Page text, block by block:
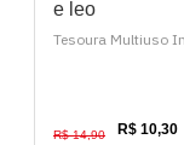
Tesoura Multiuso
R$ 14,90 R$ 10,30